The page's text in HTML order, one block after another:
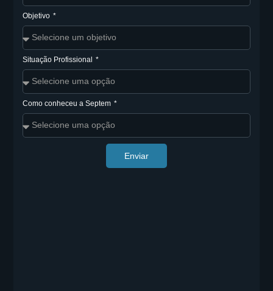
Objetivo
Situação Profissional
Como conheceu a Septem
Enviar